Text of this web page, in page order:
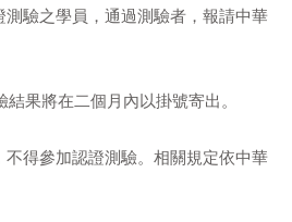
驗之學員，通過測驗者，報請中華
將在二個月內以掛號寄出。
得參加認證測驗。相關規定依中華